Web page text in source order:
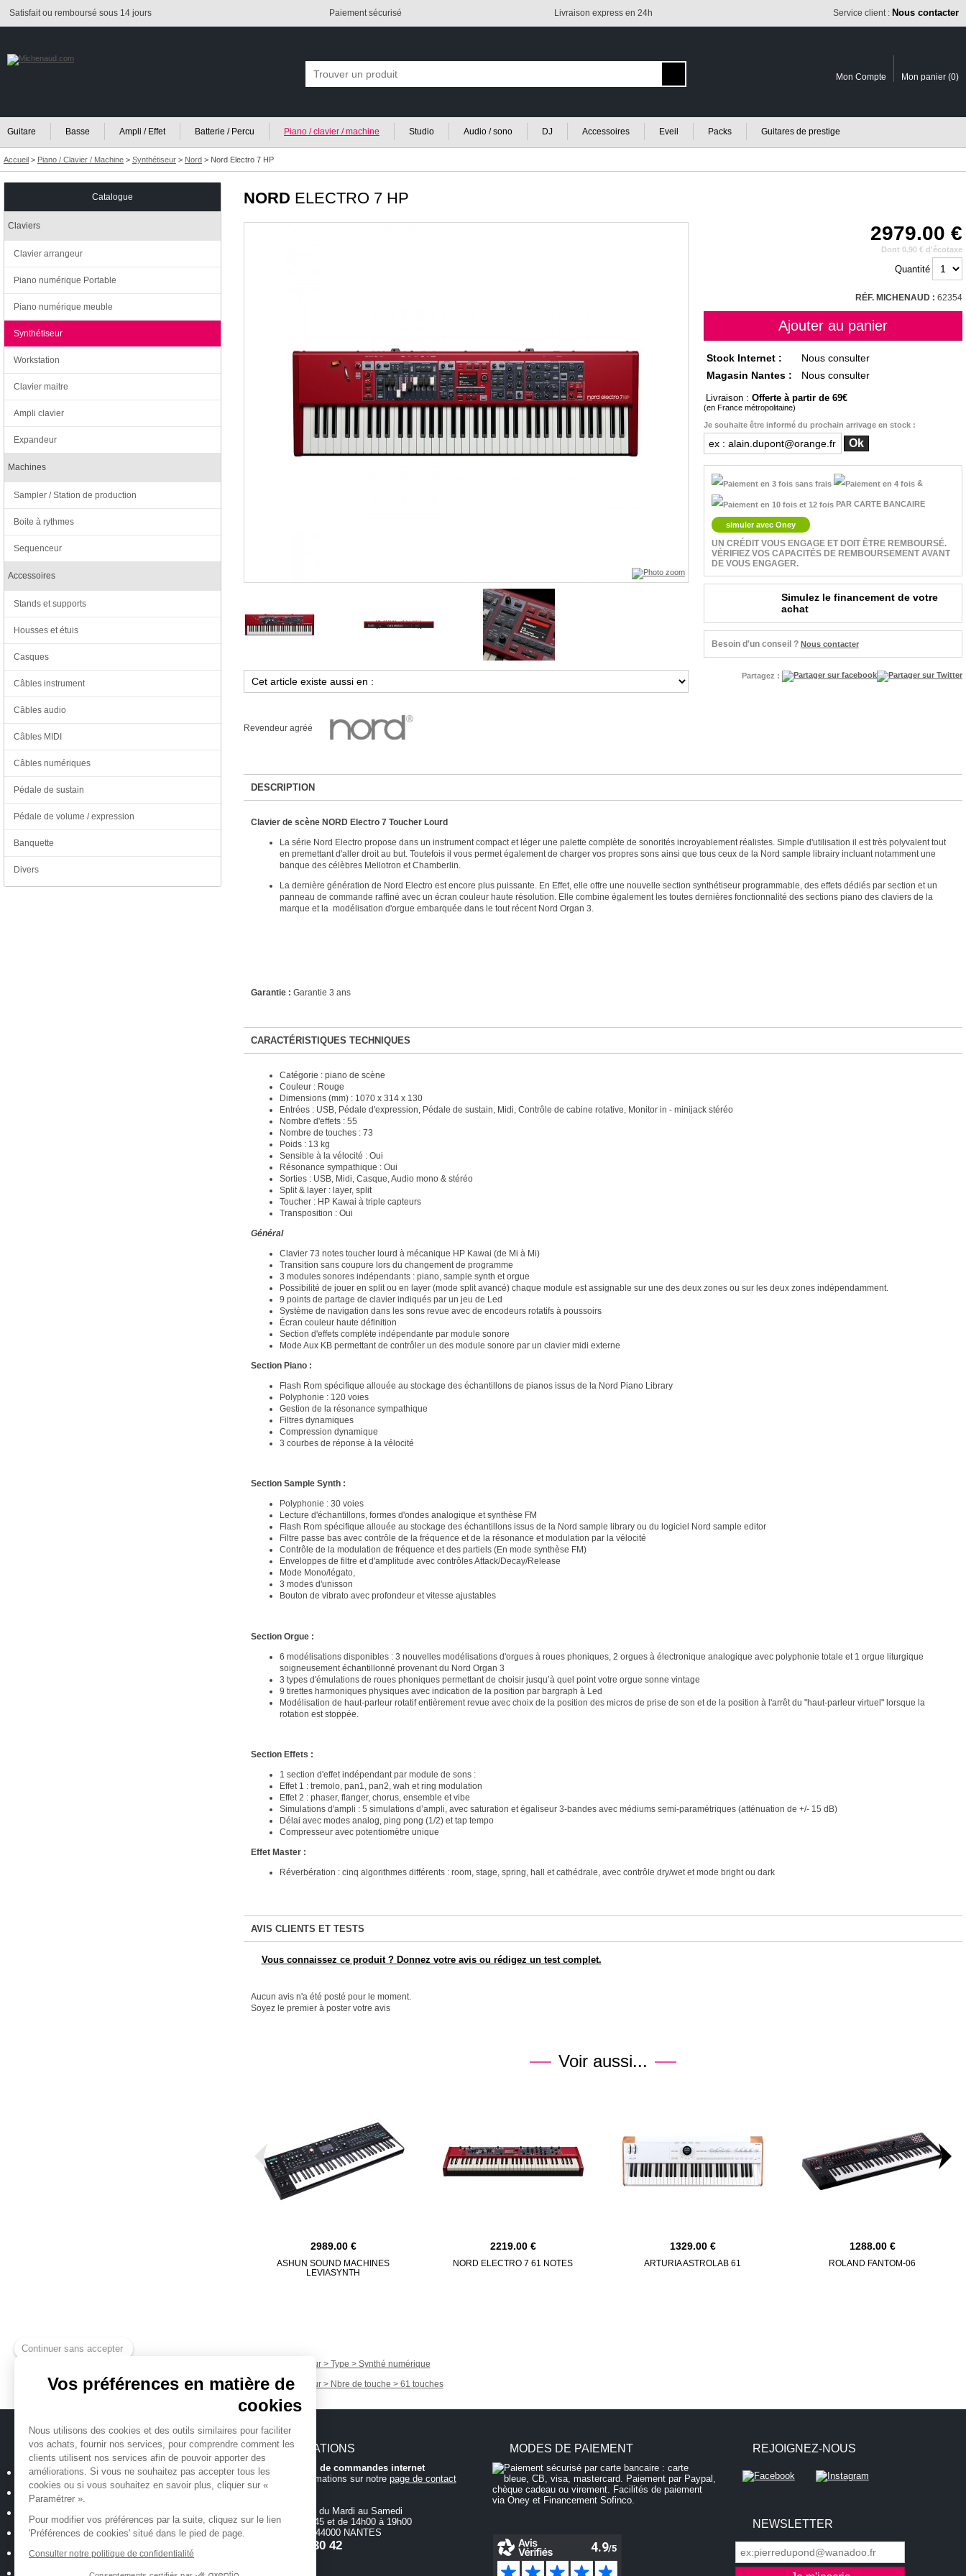
Vos préférences en matière de
cookies
Nous utilisons des cookies et des outils similaires pour faciliter
vos achats, fournir nos services, pour comprendre comment les
clients utilisent nos services afin de pouvoir apporter des
améliorations. Si vous ne souhaitez pas accepter tous les
cookies ou si vous souhaitez en savoir plus, cliquer sur «
Paramétrer ».
Pour modifier vos préférences par la suite, cliquez sur le lien
'Préférences de cookies' situé dans le pied de page.
Consulter notre politique de confidentialité
Satisfait ou remboursé sous 14 jours Paiement sécurisé Livraison express en 24h Service client : Nous contacter
Mon Compte Mon panier (0)
Guitare Basse Ampli / Effet Batterie / Percu Piano / clavier / machine Studio Audio / sono DJ Accessoires Eveil Packs Guitares de prestige
Accueil > Piano / Clavier / Machine > Synthétiseur > Nord > Nord Electro 7 HP
NORD ELECTRO 7 HP
2979.00
Dont 0.90 € d'écotaxe
Quantité
RÉF. MICHENAUD : 62354
Stock Internet :
Nous consulter
Magasin Nantes :
Nous consulter
Livraison : Offerte à partir de 69
(en France métropolitaine)
Je souhaite être informé du prochain arrivage en stock :
&
PAR CARTE BANCAIRE
simuler avec Oney
UN CRÉDIT VOUS ENGAGE ET DOIT ÊTRE REMBOURSÉ.
VÉRIFIEZ VOS CAPACITÉS DE REMBOURSEMENT AVANT
DE VOUS ENGAGER.
Simulez le financement de votre
achat
Besoin d'un conseil ? Nous contacter
Partagez :
Revendeur agréé
DESCRIPTION
Clavier de scène NORD Electro 7 Toucher Lourd
La série Nord Electro propose dans un instrument compact et léger une palette complète de sonorités incroyablement réalistes. Simple d'utilisation il est très polyvalent tout
en premettant d'aller droit au but. Toutefois il vous permet également de charger vos propres sons ainsi que tous ceux de la Nord sample librairy incluant notamment une
banque des célèbres Mellotron et Chamberlin.
La dernière génération de Nord Electro est encore plus puissante. En Effet, elle offre une nouvelle section synthétiseur programmable, des effets dédiés par section et un
panneau de commande raffiné avec un écran couleur haute résolution. Elle combine également les toutes dernières fonctionnalité des sections piano des claviers de la
marque et la modélisation d'orgue embarquée dans le tout récent Nord Organ 3.
Garantie : Garantie 3 ans
CARACTÉRISTIQUES TECHNIQUES
Catégorie : piano de scène
Couleur : Rouge
Dimensions (mm) : 1070 x 314 x 130
Entrées : USB, Pédale d'expression, Pédale de sustain, Midi, Contrôle de cabine rotative, Monitor in - minijack stéréo
Nombre d'effets : 55
Nombre de touches : 73
Poids : 13 kg
Sensible à la vélocité : Oui
Résonance sympathique : Oui
Sorties : USB, Midi, Casque, Audio mono & stéréo
Split & layer : layer, split
Toucher : HP Kawai à triple capteurs
Transposition : Oui
Général
Clavier 73 notes toucher lourd à mécanique HP Kawai (de Mi à Mi)
Transition sans coupure lors du changement de programme
3 modules sonores indépendants : piano, sample synth et orgue
Possibilité de jouer en split ou en layer (mode split avancé) chaque module est assignable sur une des deux zones ou sur les deux zones indépendamment.
9 points de partage de clavier indiqués par un jeu de Led
Système de navigation dans les sons revue avec de encodeurs rotatifs à poussoirs
Écran couleur haute définition
Section d'effets complète indépendante par module sonore
Mode Aux KB permettant de contrôler un des module sonore par un clavier midi externe
Section Piano :
Flash Rom spécifique allouée au stockage des échantillons de pianos issus de la Nord Piano Library
Polyphonie : 120 voies
Gestion de la résonance sympathique
Filtres dynamiques
Compression dynamique
3 courbes de réponse à la vélocité
Section Sample Synth :
Polyphonie : 30 voies
Lecture d'échantillons, formes d'ondes analogique et synthèse FM
Flash Rom spécifique allouée au stockage des échantillons issus de la Nord sample library ou du logiciel Nord sample editor
Filtre passe bas avec contrôle de la fréquence et de la résonance et modulation par la vélocité
Contrôle de la modulation de fréquence et des partiels (En mode synthèse FM)
Enveloppes de filtre et d'amplitude avec contrôles Attack/Decay/Release
Mode Mono/légato,
3 modes d'unisson
Bouton de vibrato avec profondeur et vitesse ajustables
Section Orgue :
6 modélisations disponibles : 3 nouvelles modélisations d'orgues à roues phoniques, 2 orgues à électronique analogique avec polyphonie totale et 1 orgue liturgique
soigneusement échantillonné provenant du Nord Organ 3
3 types d'émulations de roues phoniques permettant de choisir jusqu’à quel point votre orgue sonne vintage
9 tirettes harmoniques physiques avec indication de la position par bargraph à Led
Modélisation de haut-parleur rotatif entièrement revue avec choix de la position des micros de prise de son et de la position à l'arrêt du "haut-parleur virtuel" lorsque la
rotation est stoppée.
Section Effets :
1 section d'effet indépendant par module de sons :
Effet 1 : tremolo, pan1, pan2, wah et ring modulation
Effet 2 : phaser, flanger, chorus, ensemble et vibe
Simulations d'ampli : 5 simulations d’ampli, avec saturation et égaliseur 3-bandes avec médiums semi-paramétriques (atténuation de +/- 15 dB)
Délai avec modes analog, ping pong (1/2) et tap tempo
Compresseur avec potentiomètre unique
Effet Master :
Réverbération : cinq algorithmes différents : room, stage, spring, hall et cathédrale, avec contrôle dry/wet et mode bright ou dark
AVIS CLIENTS ET TESTS
Vous connaissez ce produit ? Donnez votre avis ou rédigez un test complet.
Aucun avis n'a été posté pour le moment.
Soyez le premier à poster votre avis
Voir aussi...
2989.00
ASHUN SOUND MACHINES
LEVIASYNTH
2219.00
NORD ELECTRO 7 61 NOTES
1329.00
ARTURIA ASTROLAB 61
1288.00
ROLAND FANTOM-06
Synthétiseur > Type > Synthé numérique
Synthétiseur > Nbre de touche > 61 touches
Catalogue
Claviers
Clavier arrangeur
Piano numérique Portable
Piano numérique meuble
Synthétiseur
Workstation
Clavier maitre
Ampli clavier
Expandeur
Machines
Sampler / Station de production
Boite à rythmes
Sequenceur
Accessoires
Stands et supports
Housses et étuis
Casques
Câbles instrument
Câbles audio
Câbles MIDI
Câbles numériques
Pédale de sustain
Pédale de volume / expression
Banquette
Divers
MICHENAUD.COM
Qui sommes nous ?
Plan du site
Conditions générales de vente
Politique de confidentialité
Cookies : Vos préférences
INFORMATIONS
Hotline et suivi de commandes internet
Toutes les informations sur notre page de contact
ouvert du Mardi au Samedi
de 10h00 à 12h45 et de 14h00 à 19h00
18 allée Baco - 44000 NANTES
02 40 35 30 42
MODES DE PAIEMENT REJOIGNEZ-NOUS
NEWSLETTER